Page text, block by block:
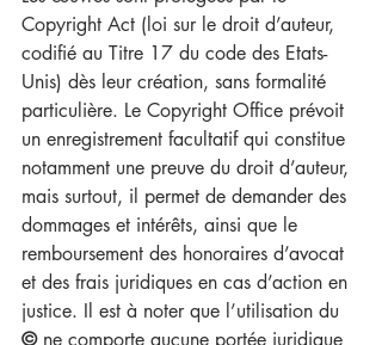
Copyright Act (loi sur le droit d’auteur,
codifié au Titre 17 du code des Etats-
Unis) dès leur création, sans formalité
particulière. Le Copyright Office prévoit
un enregistrement facultatif qui constitue
notamment une preuve du droit d’auteur,
mais surtout, il permet de demander des
dommages et intérêts, ainsi que le
remboursement des honoraires d’avocat
et des frais juridiques en cas d’action en
justice. Il est à noter que l’utilisation du
© ne comporte aucune portée juridique